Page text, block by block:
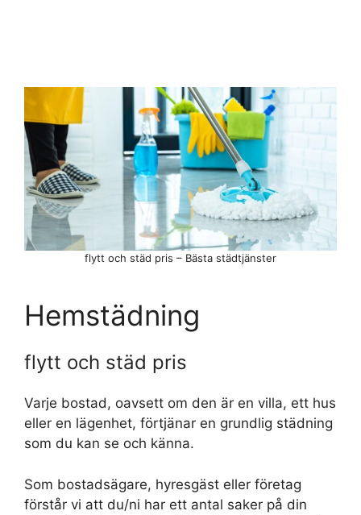
flytt och städ pris – Bästa städtjänster
Hemstädning
flytt och städ pris
Varje bostad, oavsett om den är en villa, ett hus
eller en lägenhet, förtjänar en grundlig städning
som du kan se och känna.
Som bostadsägare, hyresgäst eller företag
förstår vi att du/ni har ett antal saker på din